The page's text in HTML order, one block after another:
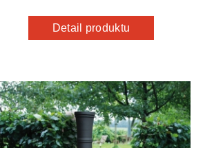
Detail produktu